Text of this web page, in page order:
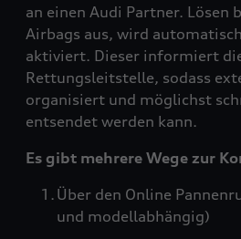
an einen Audi Partner. Lösen
Airbags aus, wird
aktiviert. Dieser informiert
Rettungsleitstelle, sodass
organisiert und möglichst
entsendet werden kann.
Es gibt mehrere Wege zur
Über den Online
und modellabhängig)